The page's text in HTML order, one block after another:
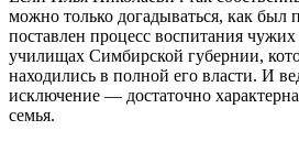
можно только догадываться, как был
поставлен процесс воспитания
училищах Симбирской губернии,
находились в полной его власти. И
исключение — достаточно
семья.